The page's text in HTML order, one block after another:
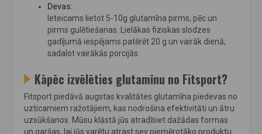
Devas:
Ieteicams lietot 5-10g glutamīna pirms, pēc un
pirms gulētiešanas. Lielākas fiziskas slodzes
gadījumā iespējams patērēt 20 g un vairāk dienā,
sadalot vairākās porcijās.
Kāpēc izvēlēties glutamīnu no Fitsport?
Fitsport piedāvā augstas kvalitātes glutamīna piedevas no
uzticamiem ražotājiem, kas nodrošina efektivitāti un ātru
uzsūkšanos. Mūsu klāstā jūs atradīsiet dažādas formas
un garšas, lai jūs varētu atrast sev piemērotāko produktu.